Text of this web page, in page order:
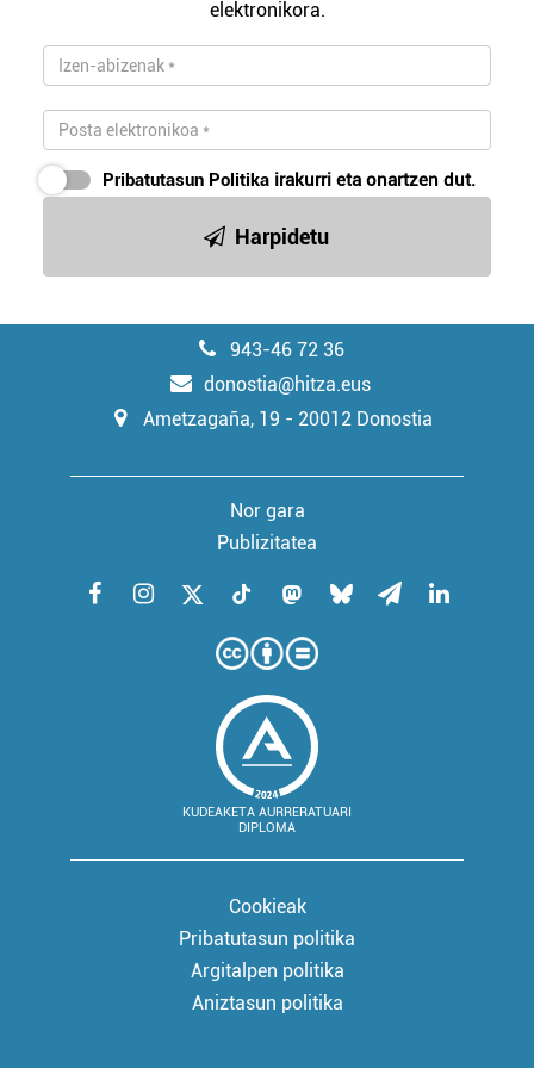
elektronikora.
Pribatutasun Politika irakurri eta onartzen dut.
Harpidetu
943-46 72 36
donostia@hitza.eus
Ametzagaña, 19 - 20012 Donostia
Nor gara
Publizitatea
KUDEAKETA AURRERATUARI
DIPLOMA
Cookieak
Pribatutasun politika
Argitalpen politika
Aniztasun politika